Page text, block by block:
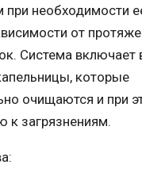
при необходимости
от
Система включает
которые
очищаются и при
к загрязнениям.